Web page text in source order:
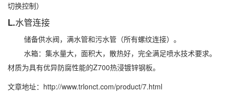
切换控制）
L.水管连接
储备供水阀，满水管和污水管（所有螺纹连接）。
水箱：集水量大，面积大，散热好，完全满足喷水技术要求。
材质为具有优异防腐性能的Z700热浸镀锌钢板。
文章地址：http://www.trlonct.com/product/7.html